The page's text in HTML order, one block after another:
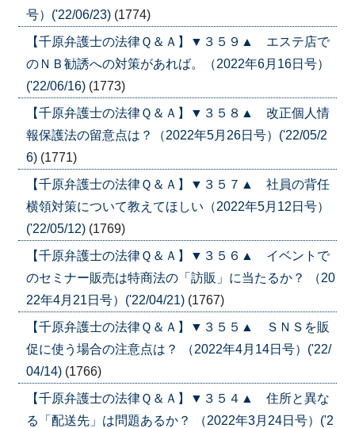
号）('22/06/23) (1774)
【千原弁護士の法律Ｑ＆Ａ】▼３５９▲ エステ店で
のＮＢ勧誘への対策があれば。（2022年6月16日号）
('22/06/16) (1773)
【千原弁護士の法律Ｑ＆Ａ】▼３５８▲ 改正個人情
報保護法の留意点は？（2022年5月26日号）('22/05/2
6) (1771)
【千原弁護士の法律Ｑ＆Ａ】▼３５７▲ 社員の背任
横領対策について教えてほしい（2022年5月12日号）
('22/05/12) (1769)
【千原弁護士の法律Ｑ＆Ａ】▼３５６▲ イベントで
のセミナー販売は特商法の「訪販」に当たるか？ （20
22年4月21日号）('22/04/21) (1767)
【千原弁護士の法律Ｑ＆Ａ】▼３５５▲ ＳＮＳを販
促に使う場合の注意点は？ （2022年4月14日号）('22/
04/14) (1766)
【千原弁護士の法律Ｑ＆Ａ】▼３５４▲ 住所と異な
る「配送先」は問題あるか？ （2022年3月24日号）('2